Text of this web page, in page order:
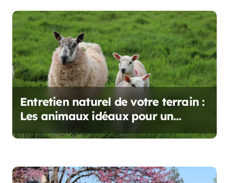
t
i
c
l
Entretien naturel de votre terrain :
Les animaux idéaux pour un
écopâturage réussi